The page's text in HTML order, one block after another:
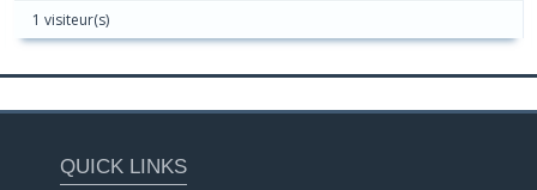
1 visiteur(s)
QUICK LINKS